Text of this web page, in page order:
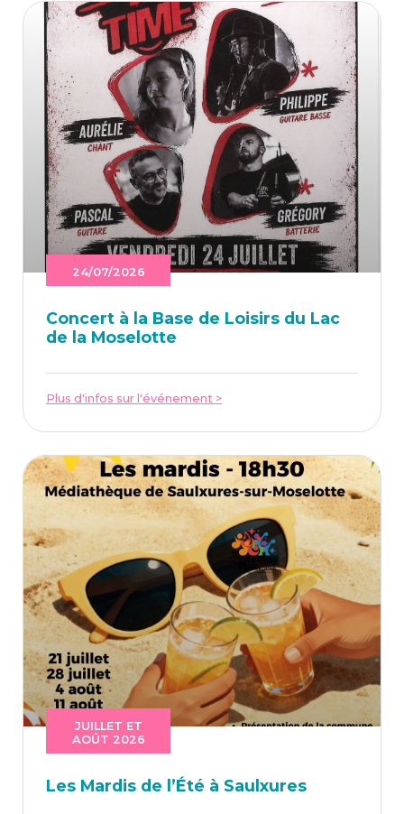
24/07/2026
Concert à la Base de Loi­sirs du Lac
de la Moselotte
Plus d'infos sur l'événement >
JUILLET ET
AOÛT 2026
Les Mar­dis de l’É­té à Saulxures